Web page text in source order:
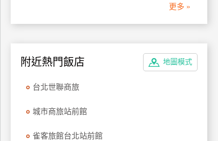
更多 »
地圖模式
附近熱門飯店
台北世聯商旅
城市商旅站前館
雀客旅館台北站前館